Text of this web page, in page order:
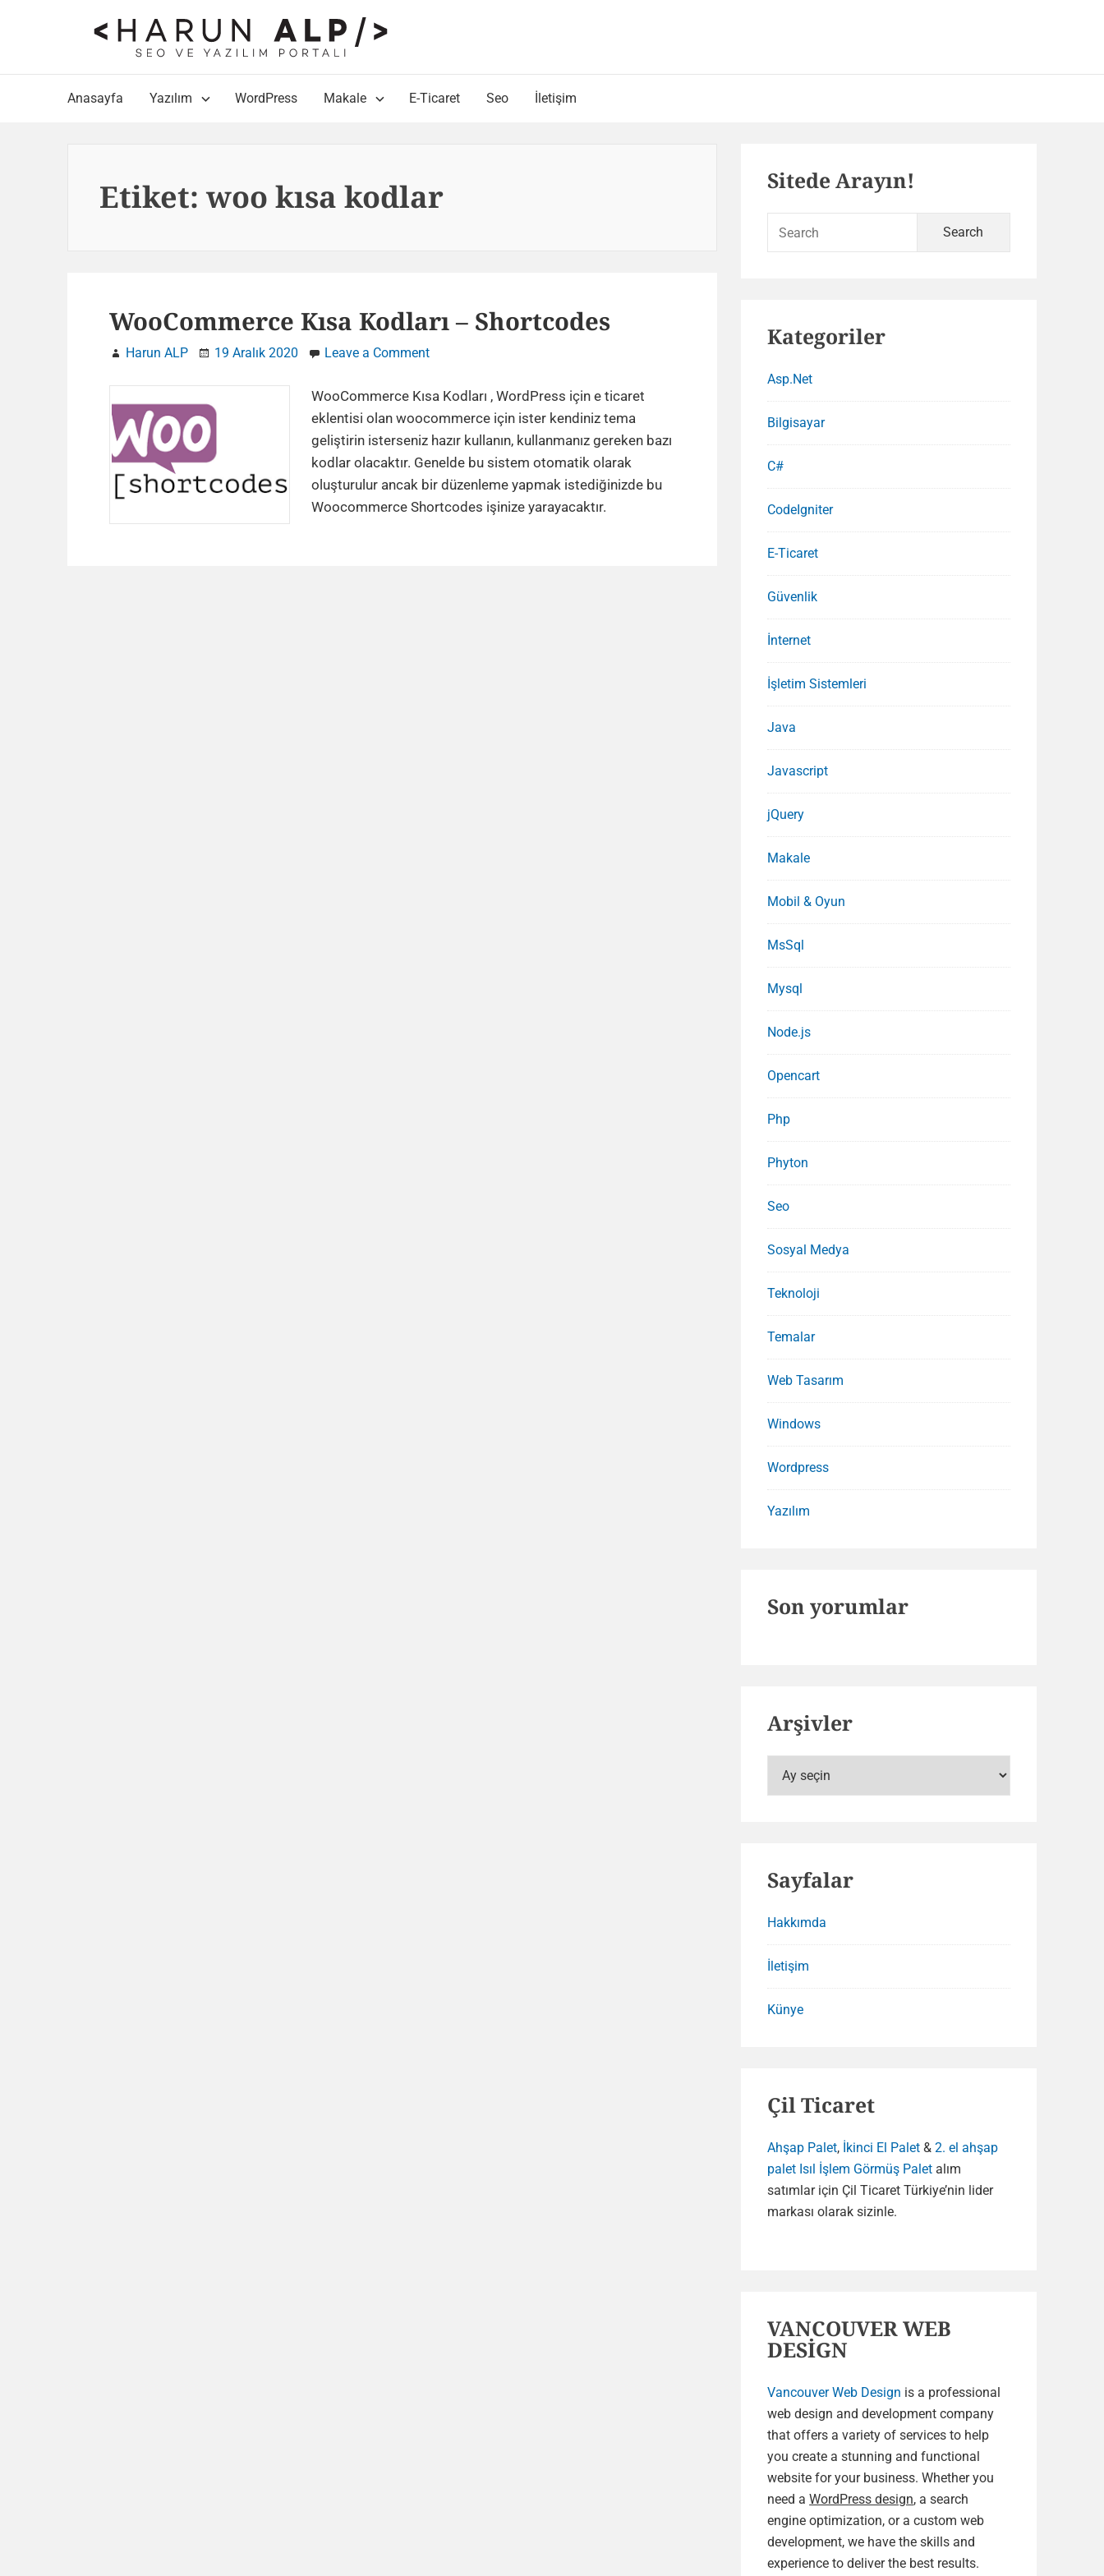
Anasayfa Yazılım WordPress Makale E-Ticaret Seo İletişim
Etiket:woo kısa kodlar
WooCommerce Kısa Kodları – Shortcodes
Harun ALP 19 Aralık 2020 Leave a Commenton
Kısa
Kodları
–
Shortcodes
WooCommerce Kısa Kodları , WordPress için e ticaret
eklentisi olan woocommerce için ister kendiniz tema
geliştirin isterseniz hazır kullanın, kullanmanız gereken bazı
kodlar olacaktır. Genelde bu sistem otomatik olarak
oluşturulur ancak bir düzenleme yapmak istediğinizde bu
Woocommerce Shortcodes işinize yarayacaktır.
Sidebar
Sitede Arayın!
Kategoriler
Asp.Net
Bilgisayar
C#
CodeIgniter
E-Ticaret
Güvenlik
İnternet
İşletim Sistemleri
Java
Javascript
jQuery
Makale
Mobil & Oyun
MsSql
Mysql
Node.js
Opencart
Php
Phyton
Seo
Sosyal Medya
Teknoloji
Temalar
Web Tasarım
Windows
Wordpress
Yazılım
Son yorumlar
Arşivler
Sayfalar
Hakkımda
İletişim
Künye
Çil Ticaret
Ahşap Palet, İkinci El Palet &2. el ahşap
palet Isıl İşlem Görmüş Palet alım
satımlar için Çil Ticaret Türkiye’nin lider
markası olarak sizinle.
VANCOUVER WEB
DESİGN
Vancouver Web Design is a professional
web design and development company
that offers a variety of services to help
you create a stunning and functional
website for your business. Whether you
need aWordPress design, a search
engine optimization, or a custom web
development, we have the skills and
experience to deliver the best results.